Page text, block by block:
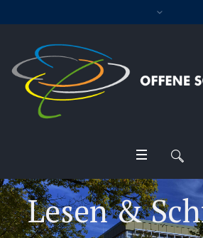
Lesen &